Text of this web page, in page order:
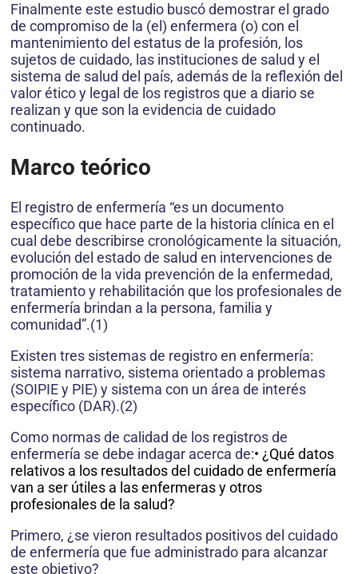
Finalmente este estudio buscó demostrar el grado
de compromiso de la (el) enfermera (o) con el
mantenimiento del estatus de la profesión, los
sujetos de cuidado, las instituciones de salud y el
sistema de salud del país, además de la reflexión del
valor ético y legal de los registros que a diario se
realizan y que son la evidencia de cuidado
continuado.
Marco teórico
El registro de enfermería “es un documento
específico que hace parte de la historia clínica en el
cual debe describirse cronológicamente la situación,
evolución del estado de salud en intervenciones de
promoción de la vida prevención de la enfermedad,
tratamiento y rehabilitación que los profesionales de
enfermería brindan a la persona, familia y
comunidad”.(1)
Existen tres sistemas de registro en enfermería:
sistema narrativo, sistema orientado a problemas
(SOIPIE y PIE) y sistema con un área de interés
específico (DAR).(2)
Como normas de calidad de los registros de
enfermería se debe indagar acerca de:• ¿Qué datos
relativos a los resultados del cuidado de enfermería
van a ser útiles a las enfermeras y otros
profesionales de la salud?
Primero, ¿se vieron resultados positivos del cuidado
de enfermería que fue administrado para alcanzar
este objetivo?